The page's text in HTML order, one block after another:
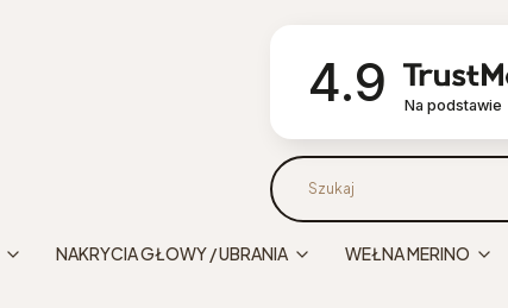
4.9 Na podstawie
NAKRYCIA GŁOWY / UBRANIA WEŁNA MERINO